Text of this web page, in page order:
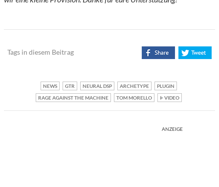
Tags in diesem Beitrag
NEWS GTR NEURAL DSP ARCHETYPE
PLUGIN
RAGE AGAINST THE MACHINE
TOM MORELLO VIDEO
ANZEIGE